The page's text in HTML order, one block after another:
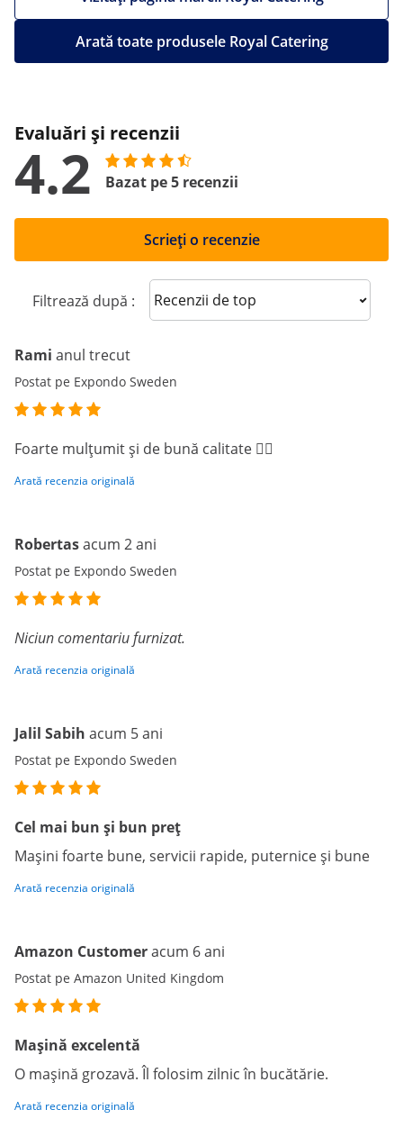
Arată toate produsele Royal Catering
Evaluări și recenzii
4.2 Bazat pe 5 recenzii
Scrieți o recenzie
Filtrează după : Sort reviews
Rami anul trecut
Postat pe Expondo Sweden
Foarte mulțumit și de bună calitate 👍🏻
Arată recenzia originală
Robertasacum 2 ani
Postat pe Expondo Sweden
Niciun comentariu furnizat.
Arată recenzia originală
Jalil Sabih acum 5 ani
Postat pe Expondo Sweden
Cel mai bun și bun preț
Mașini foarte bune, servicii rapide, puternice și bune
Arată recenzia originală
Amazon Customeracum 6 ani
Postat pe Amazon United Kingdom
Mașină excelentă
O mașină grozavă. Îl folosim zilnic în bucătărie.
Arată recenzia originală